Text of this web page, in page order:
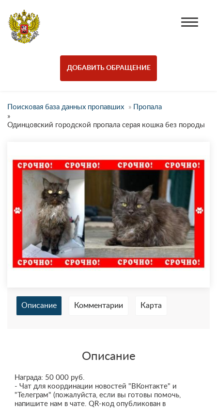
ДОБАВИТЬ ОБРАЩЕНИЕ
Поисковая база данных пропавших »
Пропала
»
Одинцовский городской пропала серая кошка без породы
Описание Комментарии Карта
Описание
Награда: 50 000 руб.
- Чат для координации новостей "ВКонтакте" и
"Телеграм" (пожалуйста, если вы готовы помочь,
напишите нам в чате. QR-код опубликован в